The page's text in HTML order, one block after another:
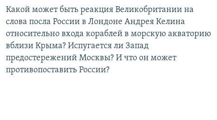
Какой может быть реакция Великобритании на
слова посла России в Лондоне Андрея Келина
относительно входа кораблей в морскую акваторию
вблизи Крыма? Испугается ли Запад
предостережений Москвы? И что он может
противопоставить России?